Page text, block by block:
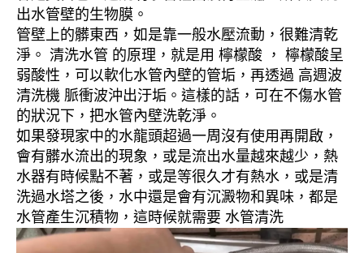
出水管壁的生物膜。
管壁上的髒東西，如是靠一般水壓流動，很難清乾
淨。 清洗水管 的原理，就是用 檸檬酸 ， 檸檬酸呈
弱酸性，可以軟化水管內壁的管垢，再透過 高週波
清洗機 脈衝波沖出汙垢。這樣的話，可在不傷水管
的狀況下，把水管內壁洗乾淨。
如果發現家中的水龍頭超過一周沒有使用再開啟，
會有髒水流出的現象，或是流出水量越來越少，熱
水器有時候點不著，或是等很久才有熱水，或是清
洗過水塔之後，水中還是會有沉澱物和異味，都是
水管產生沉積物，這時候就需要 水管清洗